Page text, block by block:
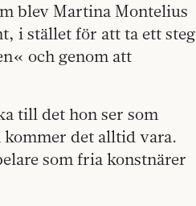
blev Martina Montelius
i stället för att ta ett steg
och genom att
till det hon ser som
kommer det alltid vara.
som fria konstnärer